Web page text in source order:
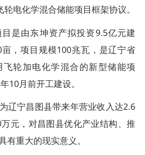
电化学混合储能项目框架协议。
是由东坤资产拟投资9.5亿元建
，项目规模100兆瓦，是辽宁省
飞轮加电化学混合的新型储能项
10月前开工建设。
辽宁昌图县带来年营业收入达2.6
元，对昌图县优化产业结构、推
有重大的现实意义。